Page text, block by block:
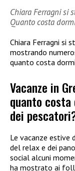
Chiara Ferragni si
Quanto costa
Chiara Ferragni si
mostrando
quanto costa
Vacanze in
quanto
dei
Le vacanze estive
del relax e dei
social alcuni
ha mostrato ai